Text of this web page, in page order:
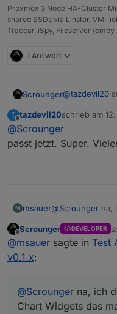
Proxmox 3 Node HA-Cluster
shared SSDs via Linstor. VM-
Traccar, iSpy, Fileserver
1 Antwort
Scrounger@tazdevil20
Diese hier
Fix ist
Hi..gibt es
Wert zu
Nein gibt es
dem Flot
genialen
T
Offline
tazdevil20schrieb am
zuletzt editiert
@Scrounger
passt jetzt. Super.
M msauer@Scrounger na,
Scrounger DEVELOPER
@msauer sagte in Test
v0.1.x:
@Scrounger na, ich
Chart Widgets das